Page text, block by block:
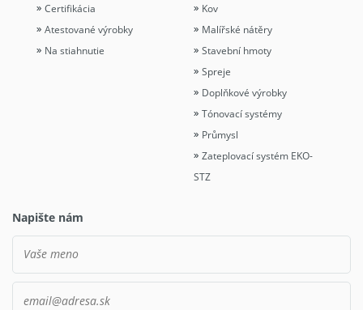
Certifikácia
Atestované výrobky
Na stiahnutie
Kov
Malířské nátěry
Stavební hmoty
Spreje
Doplňkové výrobky
Tónovací systémy
Průmysl
Zateplovací systém EKO-
STZ
Napište nám